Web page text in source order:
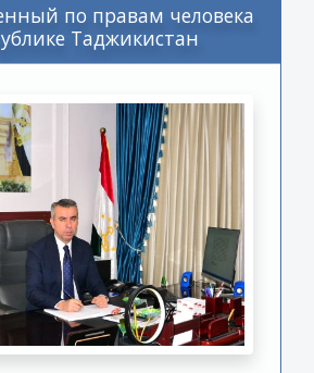
по правам человека
Таджикистан